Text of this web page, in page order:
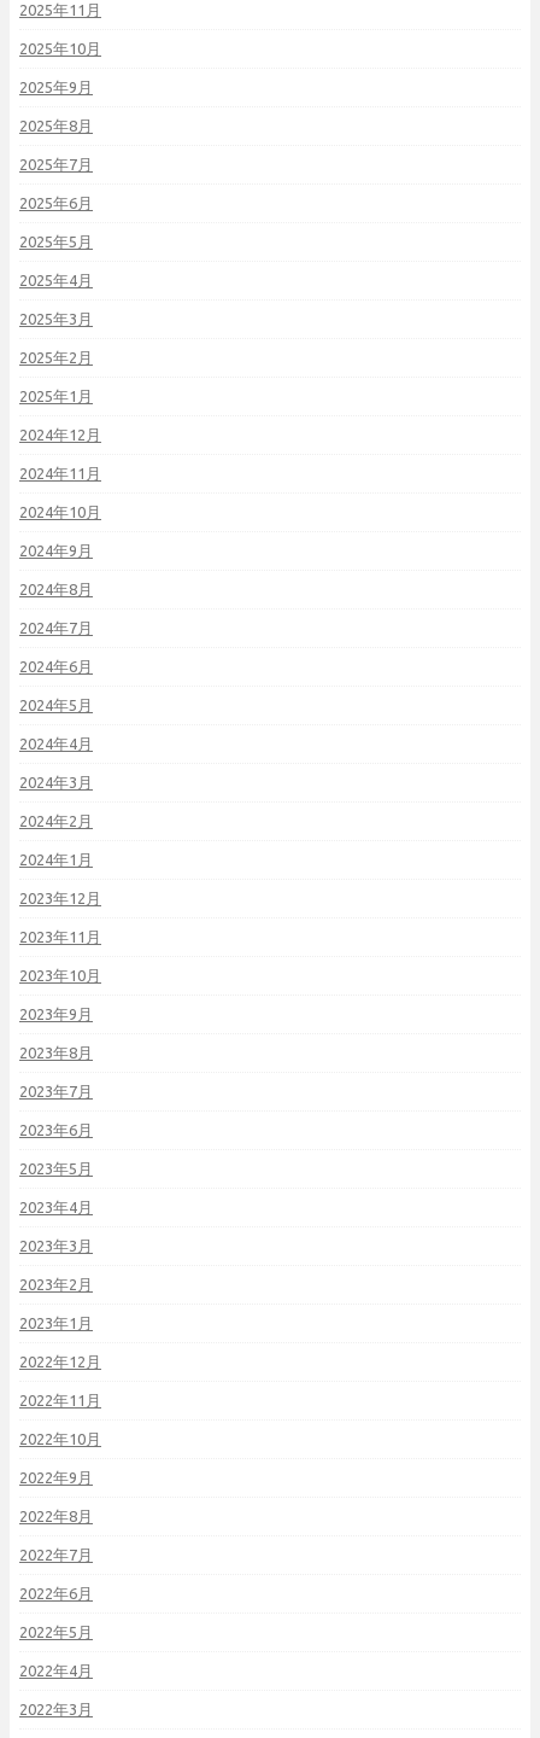
2025年11月
2025年10月
2025年9月
2025年8月
2025年7月
2025年6月
2025年5月
2025年4月
2025年3月
2025年2月
2025年1月
2024年12月
2024年11月
2024年10月
2024年9月
2024年8月
2024年7月
2024年6月
2024年5月
2024年4月
2024年3月
2024年2月
2024年1月
2023年12月
2023年11月
2023年10月
2023年9月
2023年8月
2023年7月
2023年6月
2023年5月
2023年4月
2023年3月
2023年2月
2023年1月
2022年12月
2022年11月
2022年10月
2022年9月
2022年8月
2022年7月
2022年6月
2022年5月
2022年4月
2022年3月